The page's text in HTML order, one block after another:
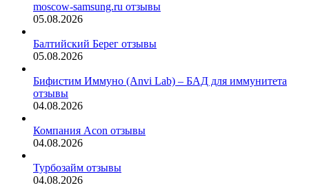
moscow-samsung.ru отзывы
05.08.2026
Балтийский Берег отзывы
05.08.2026
Бифистим Иммуно (Anvi Lab) – БАД для иммунитета
отзывы
04.08.2026
Компания Acon отзывы
04.08.2026
Турбозайм отзывы
04.08.2026